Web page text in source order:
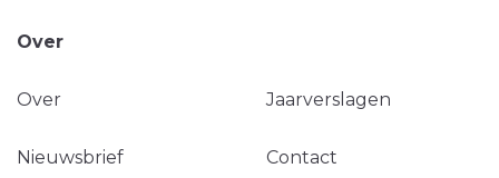
Over
Over Jaarverslagen
Nieuwsbrief Contact